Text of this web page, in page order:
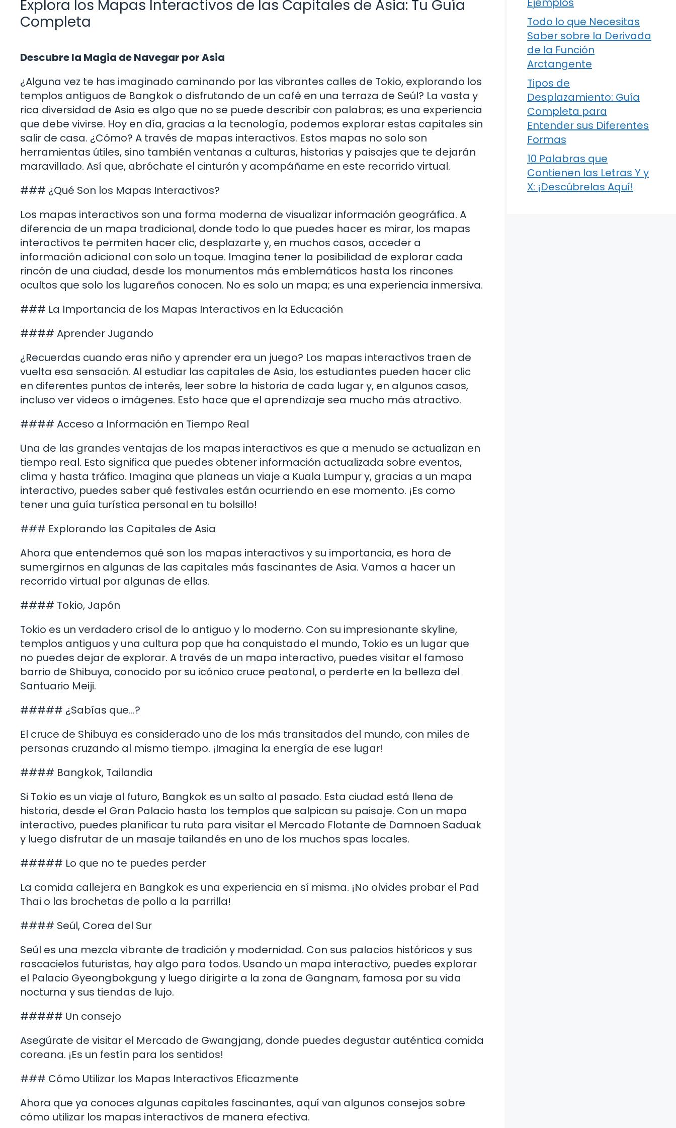
Explora los Mapas Interactivos de las Capitales de Asia: Tu Guía
Completa
Descubre la Magia de Navegar por Asia
¿Alguna vez te has imaginado caminando por las vibrantes calles de Tokio, explorando los
templos antiguos de Bangkok o disfrutando de un café en una terraza de Seúl? La vasta y
rica diversidad de Asia es algo que no se puede describir con palabras; es una experiencia
que debe vivirse. Hoy en día, gracias a la tecnología, podemos explorar estas capitales sin
salir de casa. ¿Cómo? A través de mapas interactivos. Estos mapas no solo son
herramientas útiles, sino también ventanas a culturas, historias y paisajes que te dejarán
maravillado. Así que, abróchate el cinturón y acompáñame en este recorrido virtual.
### ¿Qué Son los Mapas Interactivos?
Los mapas interactivos son una forma moderna de visualizar información geográfica. A
diferencia de un mapa tradicional, donde todo lo que puedes hacer es mirar, los mapas
interactivos te permiten hacer clic, desplazarte y, en muchos casos, acceder a
información adicional con solo un toque. Imagina tener la posibilidad de explorar cada
rincón de una ciudad, desde los monumentos más emblemáticos hasta los rincones
ocultos que solo los lugareños conocen. No es solo un mapa; es una experiencia inmersiva.
### La Importancia de los Mapas Interactivos en la Educación
#### Aprender Jugando
¿Recuerdas cuando eras niño y aprender era un juego? Los mapas interactivos traen de
vuelta esa sensación. Al estudiar las capitales de Asia, los estudiantes pueden hacer clic
en diferentes puntos de interés, leer sobre la historia de cada lugar y, en algunos casos,
incluso ver videos o imágenes. Esto hace que el aprendizaje sea mucho más atractivo.
#### Acceso a Información en Tiempo Real
Una de las grandes ventajas de los mapas interactivos es que a menudo se actualizan en
tiempo real. Esto significa que puedes obtener información actualizada sobre eventos,
clima y hasta tráfico. Imagina que planeas un viaje a Kuala Lumpur y, gracias a un mapa
interactivo, puedes saber qué festivales están ocurriendo en ese momento. ¡Es como
tener una guía turística personal en tu bolsillo!
### Explorando las Capitales de Asia
Ahora que entendemos qué son los mapas interactivos y su importancia, es hora de
sumergirnos en algunas de las capitales más fascinantes de Asia. Vamos a hacer un
recorrido virtual por algunas de ellas.
#### Tokio, Japón
Tokio es un verdadero crisol de lo antiguo y lo moderno. Con su impresionante skyline,
templos antiguos y una cultura pop que ha conquistado el mundo, Tokio es un lugar que
no puedes dejar de explorar. A través de un mapa interactivo, puedes visitar el famoso
barrio de Shibuya, conocido por su icónico cruce peatonal, o perderte en la belleza del
Santuario Meiji.
##### ¿Sabías que…?
El cruce de Shibuya es considerado uno de los más transitados del mundo, con miles de
personas cruzando al mismo tiempo. ¡Imagina la energía de ese lugar!
#### Bangkok, Tailandia
Si Tokio es un viaje al futuro, Bangkok es un salto al pasado. Esta ciudad está llena de
historia, desde el Gran Palacio hasta los templos que salpican su paisaje. Con un mapa
interactivo, puedes planificar tu ruta para visitar el Mercado Flotante de Damnoen Saduak
y luego disfrutar de un masaje tailandés en uno de los muchos spas locales.
##### Lo que no te puedes perder
La comida callejera en Bangkok es una experiencia en sí misma. ¡No olvides probar el Pad
Thai o las brochetas de pollo a la parrilla!
#### Seúl, Corea del Sur
Seúl es una mezcla vibrante de tradición y modernidad. Con sus palacios históricos y sus
rascacielos futuristas, hay algo para todos. Usando un mapa interactivo, puedes explorar
el Palacio Gyeongbokgung y luego dirigirte a la zona de Gangnam, famosa por su vida
nocturna y sus tiendas de lujo.
##### Un consejo
Asegúrate de visitar el Mercado de Gwangjang, donde puedes degustar auténtica comida
coreana. ¡Es un festín para los sentidos!
### Cómo Utilizar los Mapas Interactivos Eficazmente
Ahora que ya conoces algunas capitales fascinantes, aquí van algunos consejos sobre
cómo utilizar los mapas interactivos de manera efectiva.
Todo lo que Necesitas
Saber sobre la Derivada
de la Función
Arctangente
Tipos de
Desplazamiento: Guía
Completa para
Entender sus Diferentes
Formas
10 Palabras que
Contienen las Letras Y y
X: ¡Descúbrelas Aquí!